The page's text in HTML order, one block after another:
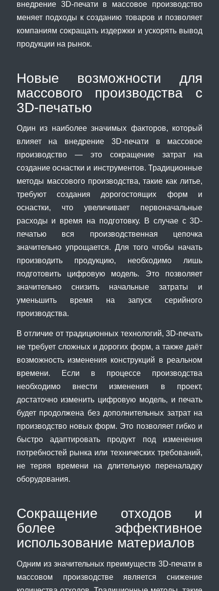
внедрение 3D-печати в массовое производство
меняет подходы к созданию товаров и позволяет
компаниям сокращать издержки и ускорять вывод
продукции на рынок.
Новые возможности для
массового производства с
3D-печатью
Один из наиболее значимых факторов, который
влияет на внедрение 3D-печати в массовое
производство — это сокращение затрат на
создание оснастки и инструментов. Традиционные
методы массового производства, такие как литье,
требуют создания дорогостоящих форм и
оснастки, что увеличивает первоначальные
расходы и время на подготовку. В случае с 3D-
печатью вся производственная цепочка
значительно упрощается. Для того чтобы начать
производить продукцию, необходимо лишь
подготовить цифровую модель. Это позволяет
значительно снизить начальные затраты и
уменьшить время на запуск серийного
производства.
В отличие от традиционных технологий, 3D-печать
не требует сложных и дорогих форм, а также даёт
возможность изменения конструкций в реальном
времени. Если в процессе производства
необходимо внести изменения в проект,
достаточно изменить цифровую модель, и печать
будет продолжена без дополнительных затрат на
производство новых форм. Это позволяет гибко и
быстро адаптировать продукт под изменения
потребностей рынка или технических требований,
не теряя времени на длительную переналадку
оборудования.
Сокращение отходов и
более эффективное
использование материалов
Одним из значительных преимуществ 3D-печати в
массовом производстве является снижение